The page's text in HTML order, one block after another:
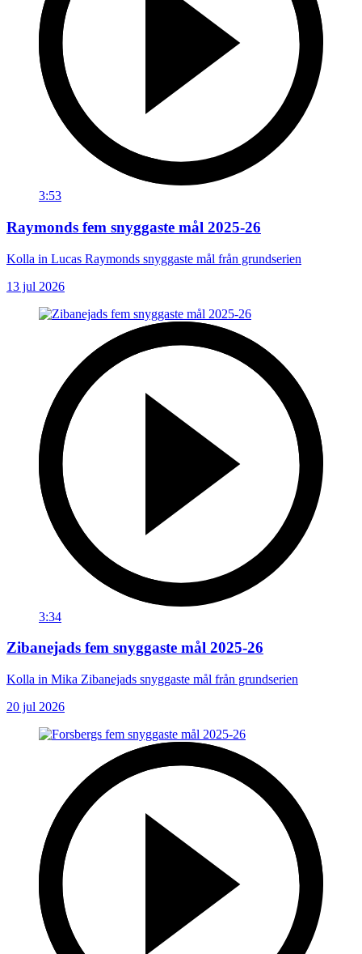
3:53
Raymonds fem snyggaste mål 2025-26
Kolla in Lucas Raymonds snyggaste mål från grundserien
13 jul 2026
3:34
Zibanejads fem snyggaste mål 2025-26
Kolla in Mika Zibanejads snyggaste mål från grundserien
20 jul 2026